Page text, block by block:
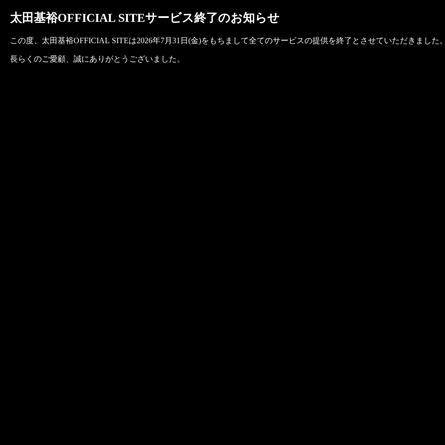
太田基裕OFFICIAL SITEサービス終了のお知らせ
この度、太田基裕OFFICIAL SITEは2026年7月31日(金)をもちまして全てのサービスの提供を終了とさせていただきました
長らくのご愛顧、誠にありがとうございました。